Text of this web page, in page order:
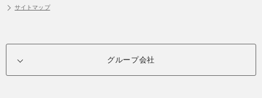
サイトマップ
グループ会社